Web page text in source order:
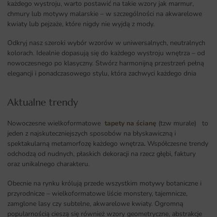
każdego wystroju, warto postawić na takie wzory jak marmur,
chmury lub motywy malarskie – w szczególności na akwarelowe
kwiaty lub pejzaże, które nigdy nie wyjdą z mody.
Odkryj nasz szeroki wybór wzorów w uniwersalnych, neutralnych
kolorach. Idealnie dopasują się do każdego wystroju wnętrza – od
nowoczesnego po klasyczny. Stwórz harmonijną przestrzeń pełną
elegancji i ponadczasowego stylu, która zachwyci każdego dnia
Aktualne trendy​
Nowoczesne wielkoformatowe tapety na ścianę (tzw murale) to
jeden z najskuteczniejszych sposobów na błyskawiczną i
spektakularną metamorfozę każdego wnętrza. Współczesne trendy
odchodzą od nudnych, płaskich dekoracji na rzecz głębi, faktury
oraz unikalnego charakteru.
Obecnie na rynku królują przede wszystkim motywy botaniczne i
przyrodnicze – wielkoformatowe liście monstery, tajemnicze,
zamglone lasy czy subtelne, akwarelowe kwiaty. Ogromną
popularnością cieszą się również wzory geometryczne, abstrakcje